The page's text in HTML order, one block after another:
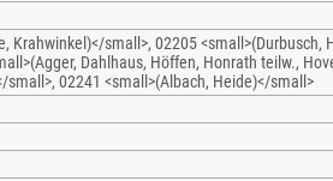
Krahwinkel)</small>, 02205 <small>(Durbusch,
Dahlhaus, Höffen, Honrath teilw.,
small>, 02241 <small>(Albach, Heide)</small>